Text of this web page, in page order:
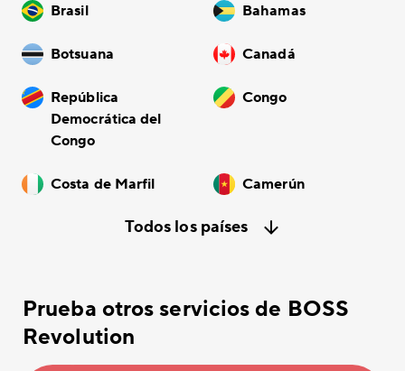
Brasil Bahamas
Botsuana Canadá
República
Democrática del
Congo
Congo
Costa de Marfil Camerún
Todos los países
Prueba otros servicios de BOSS
Revolution